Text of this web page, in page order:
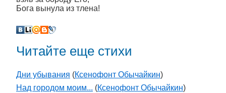
Бога вынула из тлена!
Читайте еще стихи
Дни убывания (Ксенофонт Обычайкин)
Над городом моим... (Ксенофонт Обычайкин)